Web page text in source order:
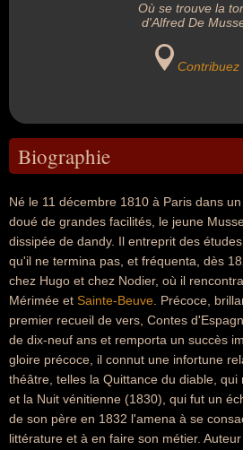
Où se trouve la
d'Alfred De
Contribuez
Biographie
Né le 11 décembre 1810 à Paris dans
doué de grandes facilités, le jeune
dissipée de dandy. Il entreprit des
qu'il ne termina pas, et fréquenta, dès
chez Hugo et chez Nodier, où il
Mérimée et Sainte-Beuve . Précoce,
premier recueil de vers, Contes
de dix-neuf ans et remporta un succès
gloire précoce, il connut une infortune
théâtre, telles la Quittance du diable, qui
et la Nuit vénitienne (1830), qui fut un
de son père en 1832 l'amena à se
littérature et à en faire son métier.